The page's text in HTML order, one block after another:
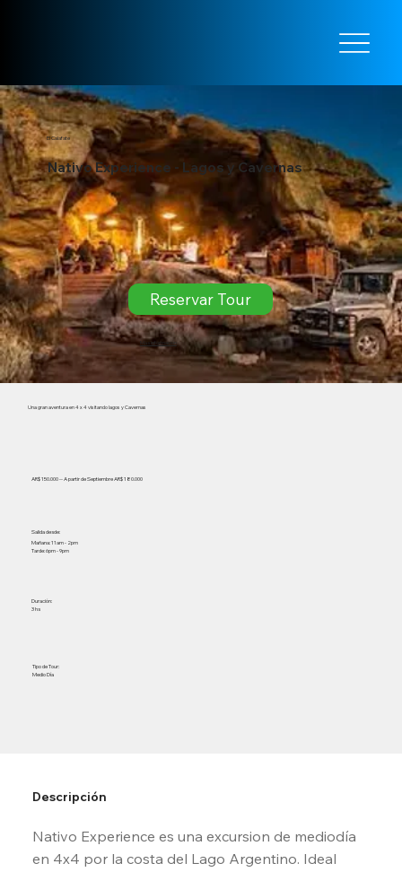
El Calafate
Nativo Experience - Lagos y Cavernas
Reservar Tour
​Más información
Una gran aventura en 4 x 4 visitando lagos y Cavernas
Tipo de Tour:
Medio Día
Duración:
3 hs
Salida desde:
Mañana: 11am - 2pm
Tarde: 6pm - 9pm
AR$ 150.000 -- A partir de Septiembre AR$ 180.000
Descripción
Nativo Experience es una excursion de mediodía
en 4x4 por la costa del Lago Argentino. Ideal